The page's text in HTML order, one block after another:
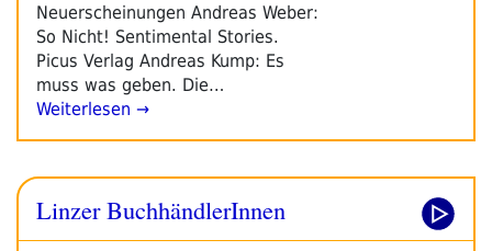
Neuerscheinungen Andreas Weber:
So Nicht! Sentimental Stories.
Picus Verlag Andreas Kump: Es
muss was geben. Die…
Weiterlesen →
Linzer BuchhändlerInnen